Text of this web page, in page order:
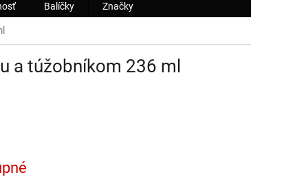
Balíčky Značky
a túžobníkom 236 ml